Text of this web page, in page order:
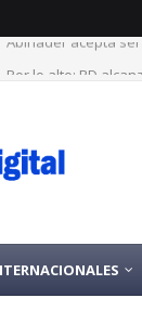
Por lo alto: RD